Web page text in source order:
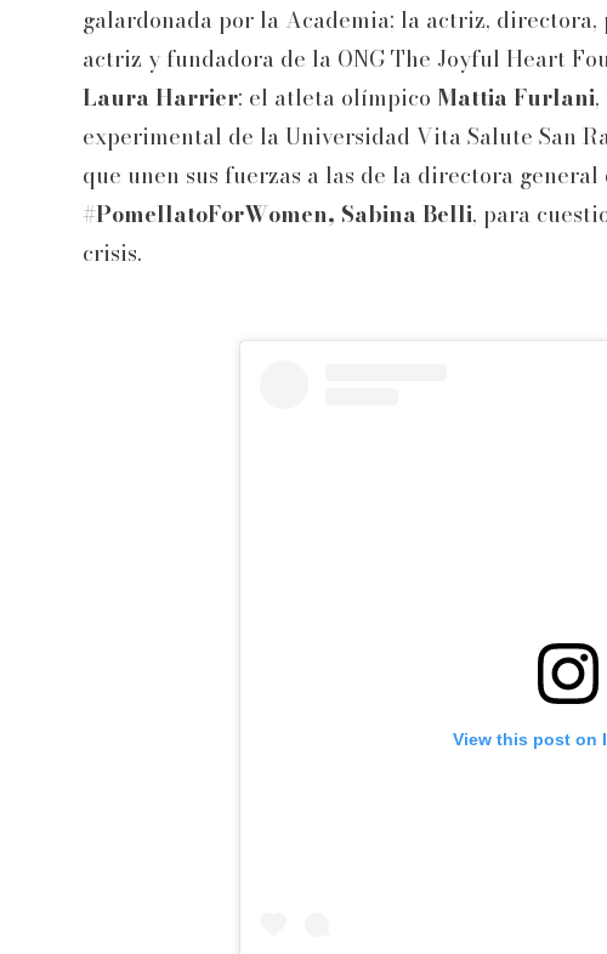
galardonada por la Academia; la actriz,
actriz y fundadora de la ONG The Joyful Heart
Laura Harrier; el atleta olímpico Mattia Furlani
experimental de la Universidad Vita Salute San
que unen sus fuerzas a las de la directora
#PomellatoForWomen, Sabina Belli, para
crisis.
View this post on